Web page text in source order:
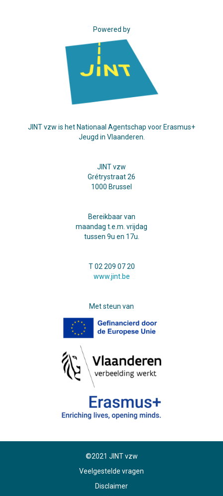
Powered by
JINT vzw is het Nationaal Agentschap voor Erasmus+
Jeugd in Vlaanderen.
JINT vzw
Grétrystraat 26
1000 Brussel
Bereikbaar van
maandag t.e.m. vrijdag
tussen 9u en 17u.
T 02 209 07 20
www.jint.be
Met steun van
©2021 JINT vzw
Veelgestelde vragen
Disclaimer